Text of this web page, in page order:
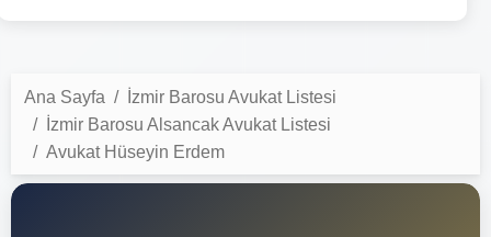
Ana Sayfa
İzmir Barosu Avukat Listesi
İzmir Barosu Alsancak Avukat Listesi
Avukat Hüseyin Erdem